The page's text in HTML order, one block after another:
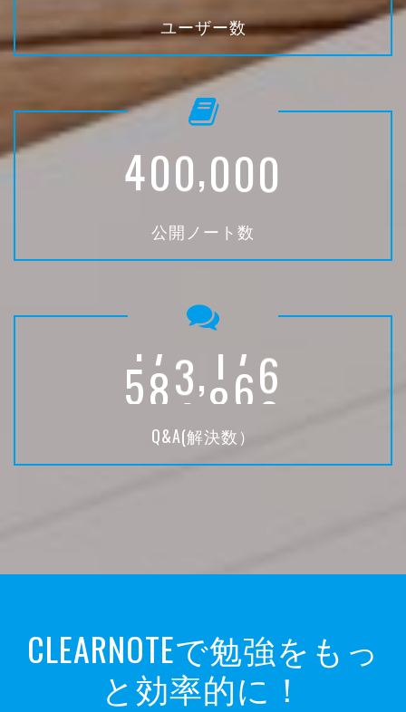
ユーザー数
400,000
公開ノート数
500,000
Q&A(解決数）
CLEARNOTEで勉強をもっ
と効率的に！